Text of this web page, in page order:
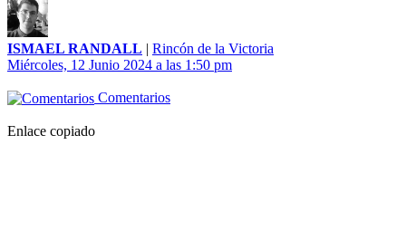
ISMAEL RANDALL | Rincón de la Victoria
Miércoles, 12 Junio 2024 a las 1:50 pm
Comentarios
Enlace copiado